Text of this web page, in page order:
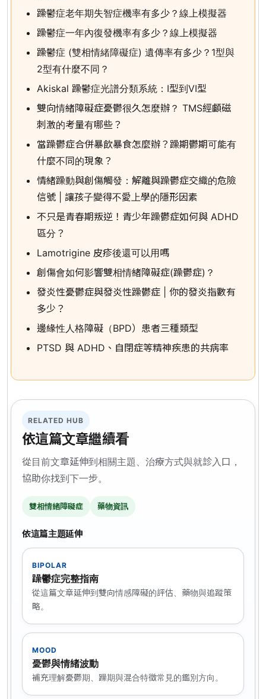
躁鬱症老年期失智症機率有多少？線上模擬器
躁鬱症一年內復發機率有多少？線上模擬器
躁鬱症 (雙相情緒障礙症) 遺傳率有多少？1型與
2型有什麼不同？
Akiskal 躁鬱症光譜分類系統：I型到VI型
雙向情緒障礙症憂鬱很久怎麼辦？ TMS經顱磁
刺激的考量有哪些？
當躁鬱症合併暴飲暴食怎麼辦？躁期鬱期可能有
什麼不同的現象？
情緒躁動與創傷觸發：解離與躁鬱症交織的危險
信號 | 讓孩子變得不愛上學的隱形因素
不只是青春期叛逆！青少年躁鬱症如何與 ADHD
區分？
Lamotrigine 皮疹後還可以用嗎
創傷會如何影響雙相情緒障礙症(躁鬱症)？
發炎性憂鬱症與發炎性躁鬱症 | 你的發炎指數有
多少？
邊緣性人格障礙（BPD）患者三種類型
PTSD 與 ADHD、自閉症等精神疾患的共病率
RELATED HUB
依這篇文章繼續看
從目前文章延伸到相關主題、治療方式與就診入口，
協助你找到下一步。
雙相情緒障礙症 藥物資訊
依這篇主題延伸
BIPOLAR
躁鬱症完整指南
從這篇文章延伸到雙向情感障礙的評估、藥物與追蹤策
略。
MOOD
憂鬱與情緒波動
補充理解憂鬱期、躁期與混合特徵常見的鑑別方向。